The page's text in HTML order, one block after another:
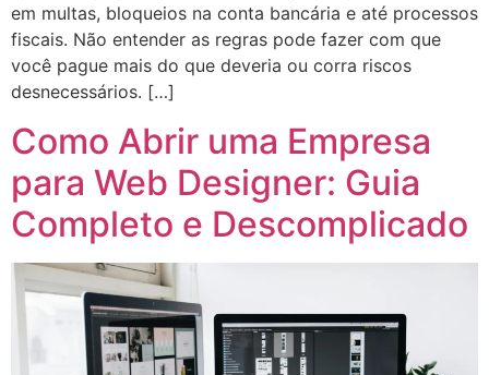
em multas, bloqueios na conta bancária e até processos
fiscais. Não entender as regras pode fazer com que
você pague mais do que deveria ou corra riscos
desnecessários. […]
Como Abrir uma Empresa
para Web Designer: Guia
Completo e Descomplicado